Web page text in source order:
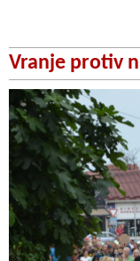
Vranje protiv